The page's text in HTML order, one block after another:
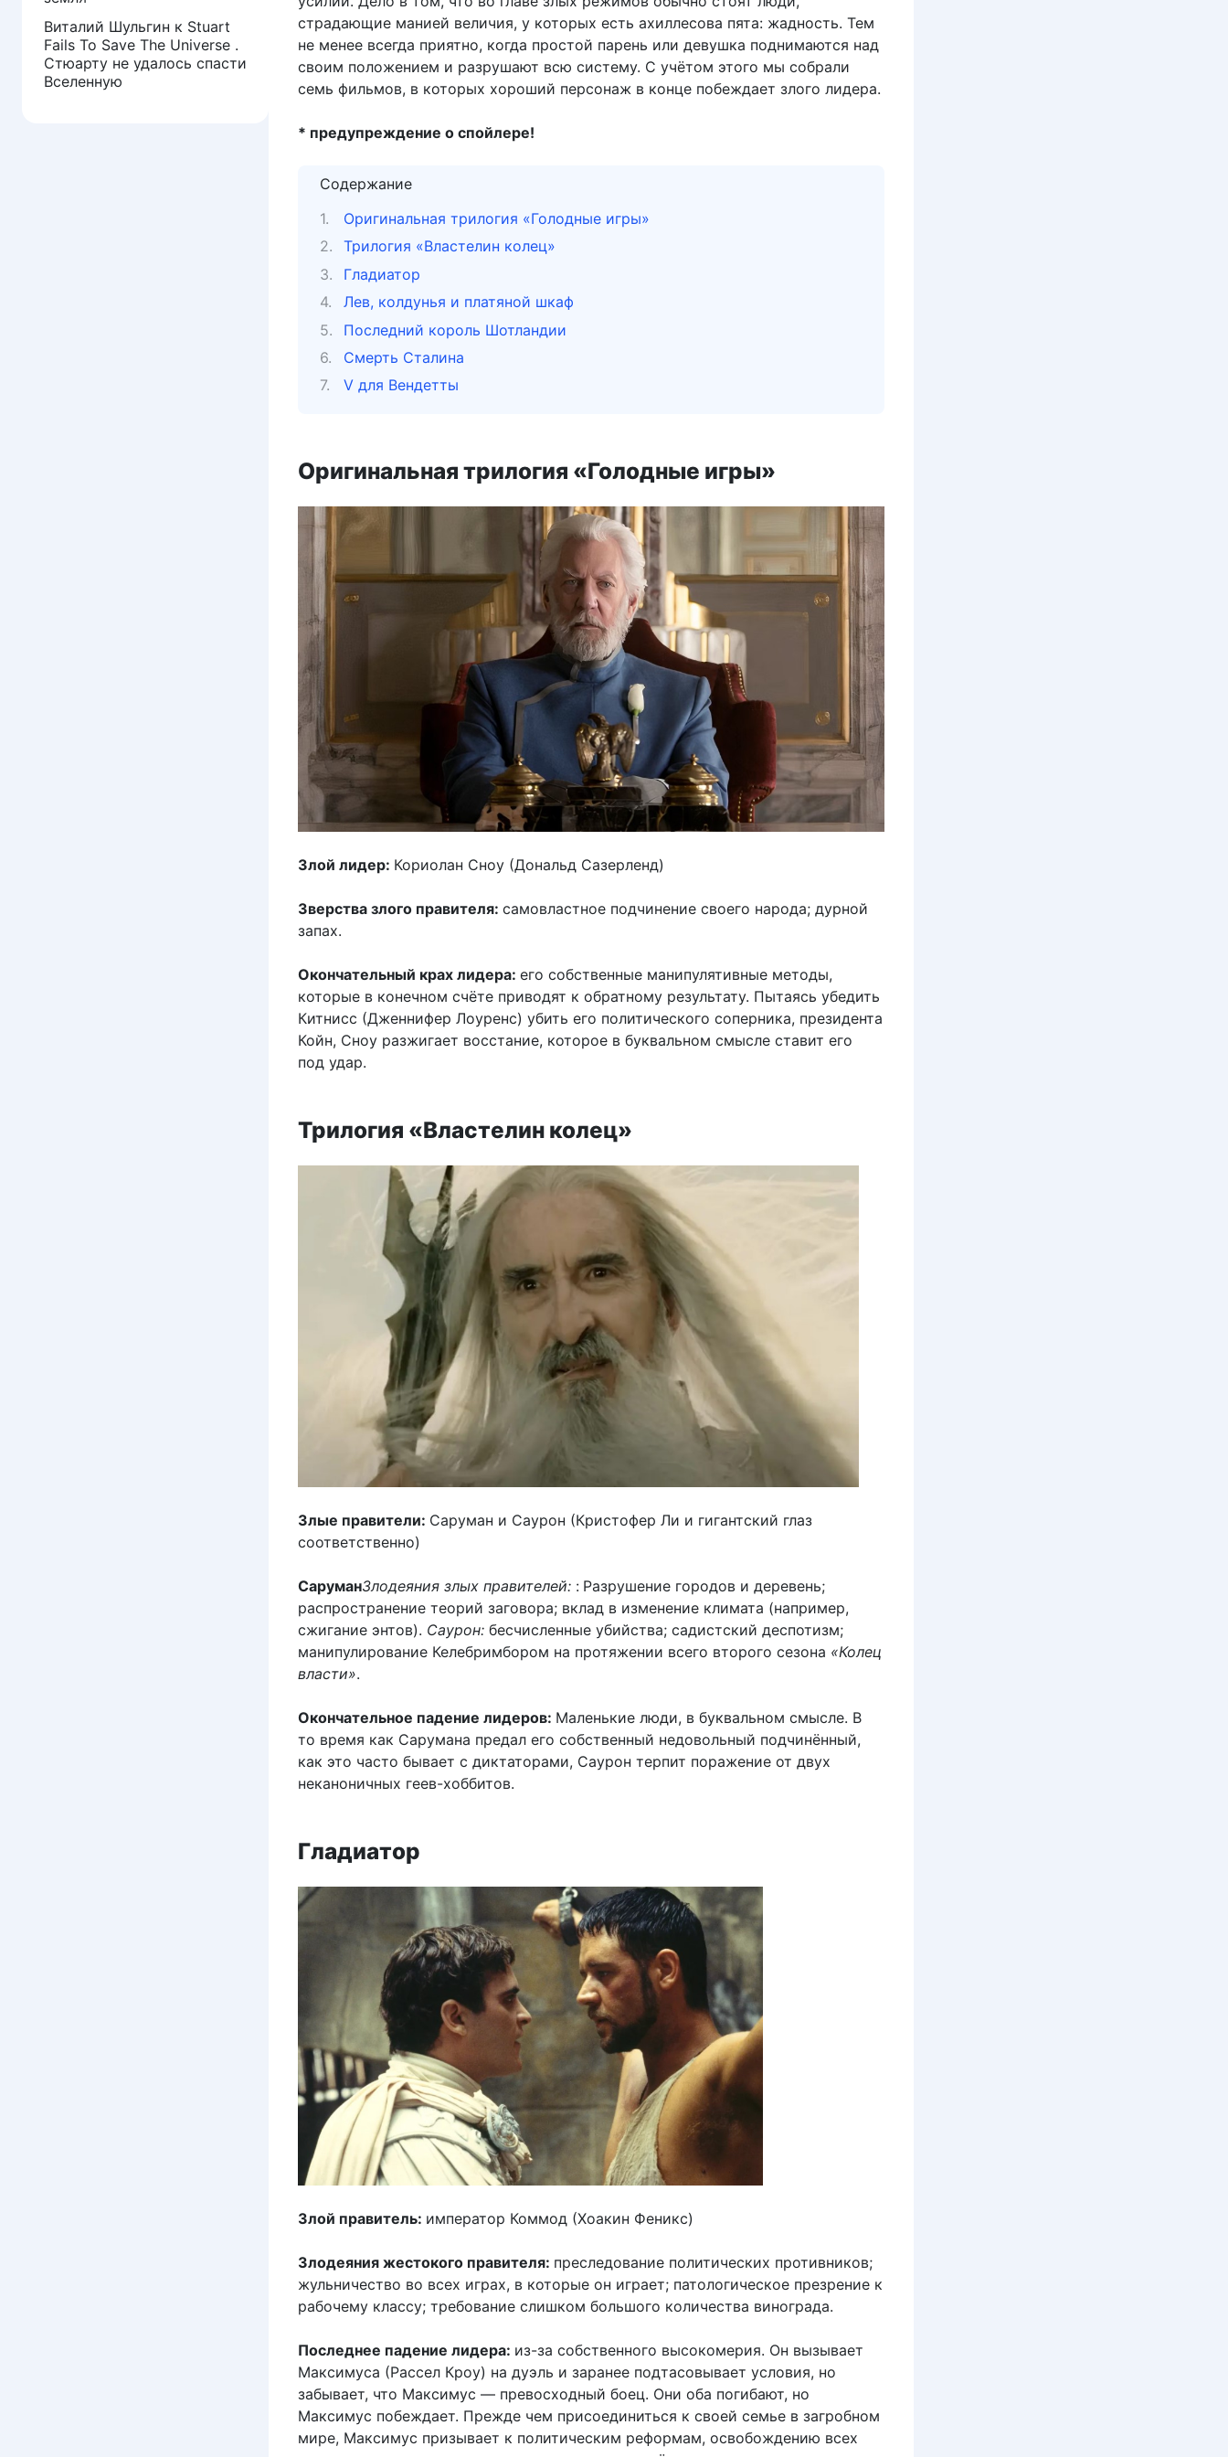
страдающие манией величия, у которых есть ахиллесова пята: жадность. Тем
не менее всегда приятно, когда простой парень или девушка поднимаются над
своим положением и разрушают всю систему. С учётом этого мы собрали
семь фильмов, в которых хороший персонаж в конце побеждает злого лидера.
* предупреждение о спойлере!
Содержание
Оригинальная трилогия «Голодные игры»
Трилогия «Властелин колец»
Гладиатор
Лев, колдунья и платяной шкаф
Последний король Шотландии
Смерть Сталина
V для Вендетты
Оригинальная трилогия «Голодные игры»
Злой лидер: Кориолан Сноу (Дональд Сазерленд)
Зверства злого правителя: самовластное подчинение своего народа; дурной
запах.
Окончательный крах лидера: его собственные манипулятивные методы,
которые в конечном счёте приводят к обратному результату. Пытаясь убедить
Китнисс (Дженнифер Лоуренс) убить его политического соперника, президента
Койн, Сноу разжигает восстание, которое в буквальном смысле ставит его
под удар.
Трилогия «Властелин колец»
Злые правители: Саруман и Саурон (Кристофер Ли и гигантский глаз
соответственно)
СаруманЗлодеяния злых правителей: : Разрушение городов и деревень;
распространение теорий заговора; вклад в изменение климата (например,
сжигание энтов). Саурон: бесчисленные убийства; садистский деспотизм;
манипулирование Келебримбором на протяжении всего второго сезона «Колец
власти».
Окончательное падение лидеров: Маленькие люди, в буквальном смысле. В
то время как Сарумана предал его собственный недовольный подчинённый,
как это часто бывает с диктаторами, Саурон терпит поражение от двух
неканоничных геев-хоббитов.
Гладиатор
Злой правитель: император Коммод (Хоакин Феникс)
Злодеяния жестокого правителя: преследование политических противников;
жульничество во всех играх, в которые он играет; патологическое презрение к
рабочему классу; требование слишком большого количества винограда.
Последнее падение лидера: из-за собственного высокомерия. Он вызывает
Максимуса (Рассел Кроу) на дуэль и заранее подтасовывает условия, но
забывает, что Максимус — превосходный боец. Они оба погибают, но
Максимус побеждает. Прежде чем присоединиться к своей семье в загробном
мире, Максимус призывает к политическим реформам, освобождению всех
Виталий Шульгин к Stuart
Fails To Save The Universe .
Стюарту не удалось спасти
Вселенную